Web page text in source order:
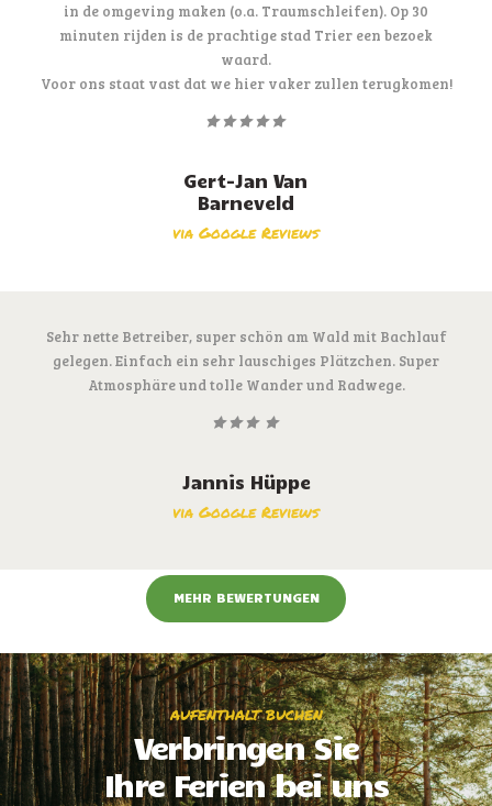
in de omgeving maken (o.a. Traumschleifen). Op 30
minuten rijden is de prachtige stad Trier een bezoek
waard.
Voor ons staat vast dat we hier vaker zullen terugkomen!
Gert-Jan Van
Barneveld
via Google Reviews
Sehr nette Betreiber, super schön am Wald mit Bachlauf
gelegen. Einfach ein sehr lauschiges Plätzchen. Super
Atmosphäre und tolle Wander und Radwege.
Jannis Hüppe
via Google Reviews
MEHR BEWERTUNGEN
AUFENTHALT BUCHEN
Verbringen Sie
Ihre Ferien bei uns